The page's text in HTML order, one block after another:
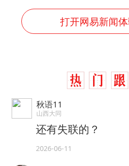
打开网易新闻
秋语11
山西大同
还有失联的？
2026-06-11